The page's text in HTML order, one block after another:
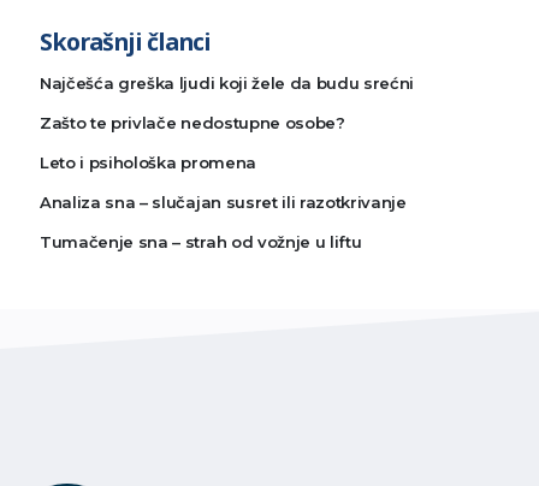
Skorašnji članci
Najčešća greška ljudi koji žele da budu srećni
Zašto te privlače nedostupne osobe?
Leto i psihološka promena
Analiza sna – slučajan susret ili razotkrivanje
Tumačenje sna – strah od vožnje u liftu